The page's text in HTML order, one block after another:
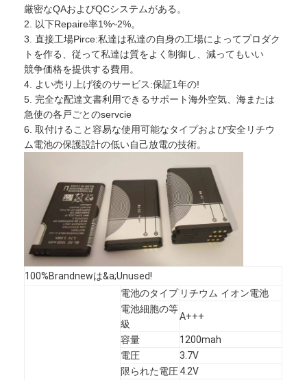
厳密なQAおよびQCシステムがある。
2. 以下Repaire率1%~2%。
3. 直接工場Pirce:私達は私達の自身の工場によってプロダク
トを作る、従って私達は質をよく制御し、減ってもいい
競争価格を提供する費用。
4. よい売り上げ後のサービス:保証1年の!
5. 完全な配達文書利用できるサポート海外空気、海または
急使の各戸ごとのservcie
6. 取付けること容易な使用可能なタイプおよび安全リチウ
ム電池の保護設計の低い自己放電の技術。
100%Brandnewは&a;Unused!
電池のタイプ リチウム イオン電池
電池細胞の等
級
A+++
容量
1200mah
電圧
3.7V
限られた電圧4.2V